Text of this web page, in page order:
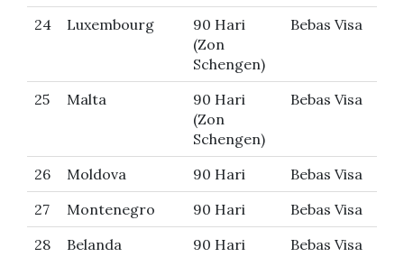
24 Luxembourg
90 Hari
(Zon
Schengen)
Bebas Visa
25 Malta
90 Hari
(Zon
Schengen)
Bebas Visa
26 Moldova 90 Hari
Bebas Visa
27
Montenegro 90 Hari
Bebas Visa
28
Belanda
90 Hari
Bebas Visa